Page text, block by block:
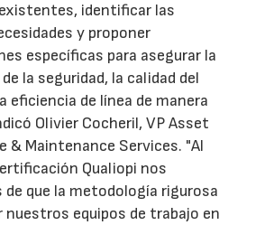
identificar las
y proponer
específicas para asegurar la
la seguridad, la calidad del
eficiencia de línea de manera
Olivier Cocheril, VP Asset
& Maintenance Services. "Al
Qualiopi nos
de que la metodología rigurosa
nuestros equipos de trabajo en